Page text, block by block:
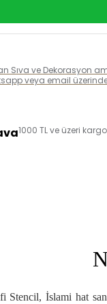
Sıva ve Dekorasyon
veya email
1000 TL ve üzeri
İslami hat